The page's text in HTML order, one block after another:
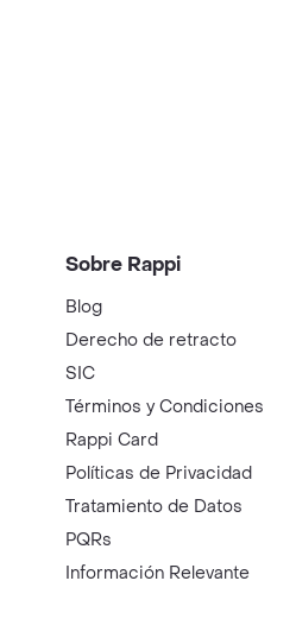
Sobre Rappi
Blog
Derecho de retracto
SIC
Términos y Condiciones
Rappi Card
Políticas de Privacidad
Tratamiento de Datos
PQRs
Información Relevante